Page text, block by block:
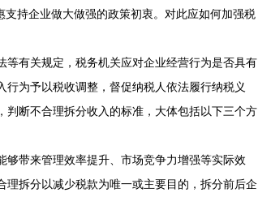
持企业做大做强的政策初衷。对此应如何加强税
有关规定，税务机关应对企业经营行为是否具有
为予以税收调整，督促纳税人依法履行纳税义
断不合理拆分收入的标准，大体包括以下三个方
带来管理效率提升、市场竞争力增强等实际效
拆分以减少税款为唯一或主要目的，拆分前后企